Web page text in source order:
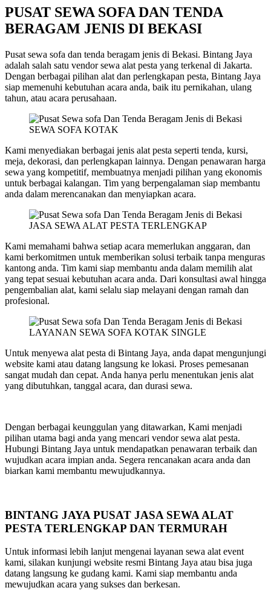
PUSAT SEWA SOFA DAN TENDA
BERAGAM JENIS DI BEKASI
Pusat sewa sofa dan tenda beragam jenis di Bekasi. Bintang Jaya
adalah salah satu vendor sewa alat pesta yang terkenal di Jakarta.
Dengan berbagai pilihan alat dan perlengkapan pesta, Bintang Jaya
siap memenuhi kebutuhan acara anda, baik itu pernikahan, ulang
tahun, atau acara perusahaan.
SEWA SOFA KOTAK
Kami menyediakan berbagai jenis alat pesta seperti tenda, kursi,
meja, dekorasi, dan perlengkapan lainnya. Dengan penawaran harga
sewa yang kompetitif, membuatnya menjadi pilihan yang ekonomis
untuk berbagai kalangan. Tim yang berpengalaman siap membantu
anda dalam merencanakan dan menyiapkan acara.
JASA SEWA ALAT PESTA TERLENGKAP
Kami memahami bahwa setiap acara memerlukan anggaran, dan
kami berkomitmen untuk memberikan solusi terbaik tanpa menguras
kantong anda. Tim kami siap membantu anda dalam memilih alat
yang tepat sesuai kebutuhan acara anda. Dari konsultasi awal hingga
pengembalian alat, kami selalu siap melayani dengan ramah dan
profesional.
LAYANAN SEWA SOFA KOTAK SINGLE
Untuk menyewa alat pesta di Bintang Jaya, anda dapat mengunjungi
website kami atau datang langsung ke lokasi. Proses pemesanan
sangat mudah dan cepat. Anda hanya perlu menentukan jenis alat
yang dibutuhkan, tanggal acara, dan durasi sewa.
Dengan berbagai keunggulan yang ditawarkan, Kami menjadi
pilihan utama bagi anda yang mencari vendor sewa alat pesta.
Hubungi Bintang Jaya untuk mendapatkan penawaran terbaik dan
wujudkan acara impian anda. Segera rencanakan acara anda dan
biarkan kami membantu mewujudkannya.
BINTANG JAYA PUSAT JASA SEWA ALAT
PESTA TERLENGKAP DAN TERMURAH
Untuk informasi lebih lanjut mengenai layanan sewa alat event
kami, silakan kunjungi website resmi Bintang Jaya atau bisa juga
datang langsung ke gudang kami. Kami siap membantu anda
mewujudkan acara yang sukses dan berkesan.